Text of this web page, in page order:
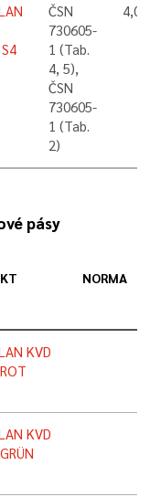
ČSN
730605-
1 (Tab.
4, 5),
ČSN
730605-
1 (Tab.
2)
4,0
pásy
NORMA
KVD
KVD